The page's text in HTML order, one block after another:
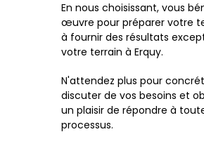
En nous choisissant, vous
œuvre pour préparer votre
à fournir des résultats
votre terrain à Erquy.
N'attendez plus pour
discuter de vos besoins et
un plaisir de répondre à
processus.